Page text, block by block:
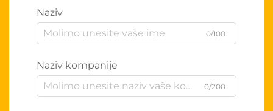
Naziv
0/100
Naziv kompanije
0/200